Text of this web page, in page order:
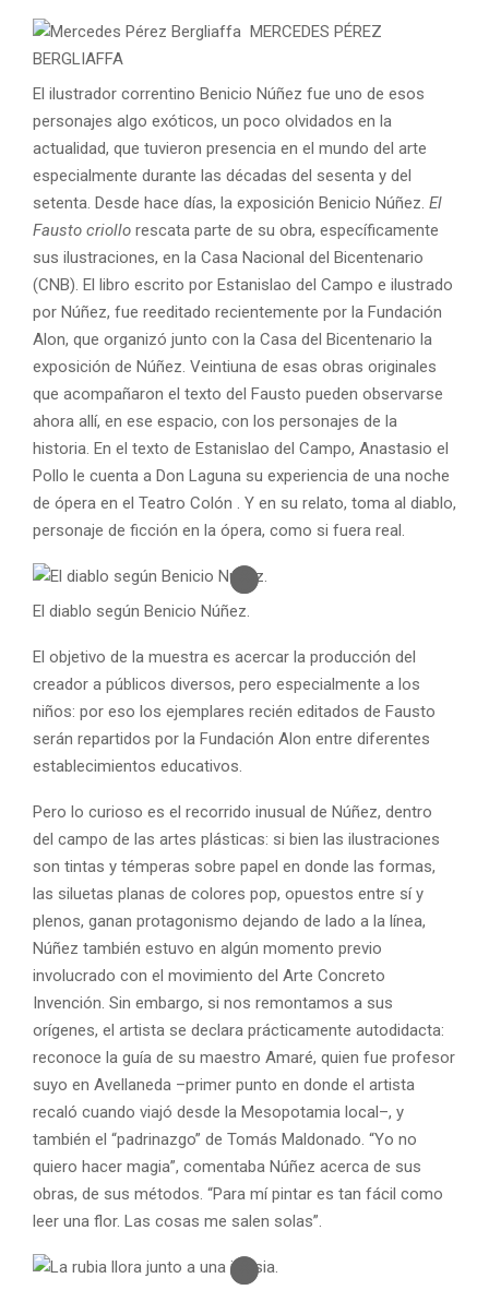
MERCEDES PÉREZ
BERGLIAFFA
El ilustrador correntino Benicio Núñez fue uno de esos
personajes algo exóticos, un poco olvidados en la
actualidad, que tuvieron presencia en el mundo del arte
especialmente durante las décadas del sesenta y del
setenta. Desde hace días, la exposición Benicio Núñez. El
Fausto criollo rescata parte de su obra, específicamente
sus ilustraciones, en la Casa Nacional del Bicentenario
(CNB). El libro escrito por Estanislao del Campo e ilustrado
por Núñez, fue reeditado recientemente por la Fundación
Alon, que organizó junto con la Casa del Bicentenario la
exposición de Núñez. Veintiuna de esas obras originales
que acompañaron el texto del Fausto pueden observarse
ahora allí, en ese espacio, con los personajes de la
historia. En el texto de Estanislao del Campo, Anastasio el
Pollo le cuenta a Don Laguna su experiencia de una noche
de ópera en el Teatro Colón . Y en su relato, toma al diablo,
personaje de ficción en la ópera, como si fuera real.
El diablo según Benicio Núñez.
El objetivo de la muestra es acercar la producción del
creador a públicos diversos, pero especialmente a los
niños: por eso los ejemplares recién editados de Fausto
serán repartidos por la Fundación Alon entre diferentes
establecimientos educativos.
Pero lo curioso es el recorrido inusual de Núñez, dentro
del campo de las artes plásticas: si bien las ilustraciones
son tintas y témperas sobre papel en donde las formas,
las siluetas planas de colores pop, opuestos entre sí y
plenos, ganan protagonismo dejando de lado a la línea,
Núñez también estuvo en algún momento previo
involucrado con el movimiento del Arte Concreto
Invención. Sin embargo, si nos remontamos a sus
orígenes, el artista se declara prácticamente autodidacta:
reconoce la guía de su maestro Amaré, quien fue profesor
suyo en Avellaneda –primer punto en donde el artista
recaló cuando viajó desde la Mesopotamia local–, y
también el “padrinazgo” de Tomás Maldonado. “Yo no
quiero hacer magia”, comentaba Núñez acerca de sus
obras, de sus métodos. “Para mí pintar es tan fácil como
leer una flor. Las cosas me salen solas”.